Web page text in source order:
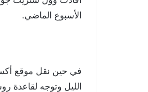
الأسبوع الماضي.
في حين نقل موقع
الليل وتوجه لقاعدة